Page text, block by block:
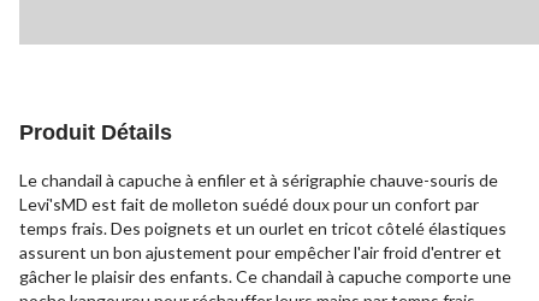
Produit Détails
Le chandail à capuche à enfiler et à sérigraphie chauve-souris de
Levi'sMD est fait de molleton suédé doux pour un confort par
temps frais. Des poignets et un ourlet en tricot côtelé élastiques
assurent un bon ajustement pour empêcher l'air froid d'entrer et
gâcher le plaisir des enfants. Ce chandail à capuche comporte une